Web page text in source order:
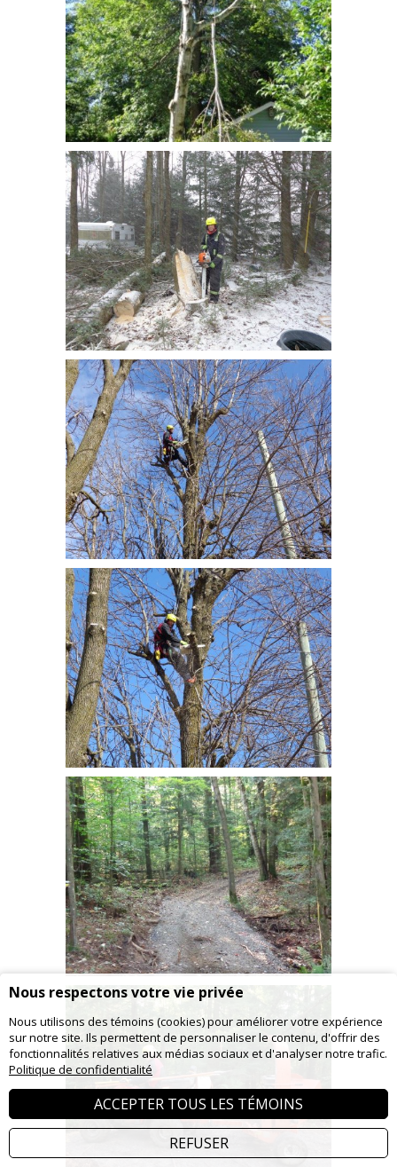
Nous respectons votre vie privée
Nous utilisons des témoins (cookies) pour améliorer votre expérience
sur notre site. Ils permettent de personnaliser le contenu, d'offrir des
fonctionnalités relatives aux médias sociaux et d'analyser notre trafic.
Politique de confidentialité
ACCEPTER TOUS LES TÉMOINS
REFUSER